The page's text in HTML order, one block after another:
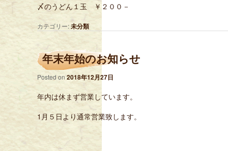
〆のうどん１玉 ￥２００－
カテゴリー:未分類
年末年始のお知らせ
Posted on2018年12月27日
年内は休まず営業しています。
1月５日より通常営業致します。